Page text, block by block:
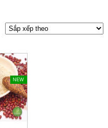
-22%
NEW